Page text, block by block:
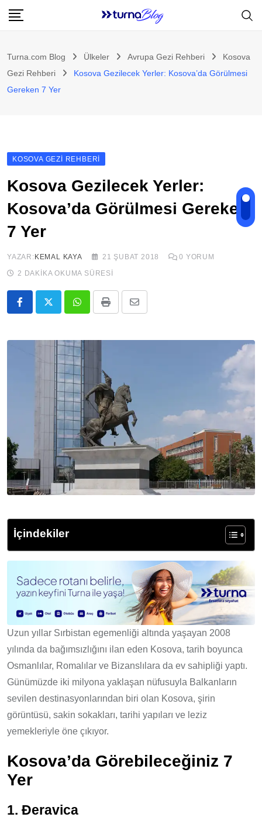
Skip
Turna.com Blog Ülkeler Avrupa Gezi Rehberi
Kosova
Gezi Rehberi
Kosova Gezilecek Yerler: Kosova’da Görülmesi
Gereken 7 Yer
KOSOVA GEZI REHBERI
Kosova Gezilecek Yerler:
Kosova’da Görülmesi Gereken
7 Yer
YAZAR: KEMAL KAYA 21 ŞUBAT 2018 0 YORUM
2 DAKIKA OKUMA SÜRESI
Whatsapp
Print
ile
İçindekiler
Uzun yıllar Sırbistan egemenliği altında yaşayan 2008
yılında da bağımsızlığını ilan eden Kosova, tarih boyunca
Osmanlılar, Romalılar ve Bizanslılara da ev sahipliği yaptı.
Günümüzde iki milyona yaklaşan nüfusuyla Balkanların
sevilen destinasyonlarından biri olan Kosova, şirin
görüntüsü, sakin sokakları, tarihi yapıları ve leziz
yemekleriyle öne çıkıyor.
Kosova’da Görebileceğiniz 7
Yer
1. Đeravica